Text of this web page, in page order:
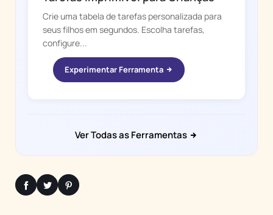
Crie uma tabela de tarefas personalizada para
seus filhos em segundos. Escolha tarefas,
configure...
Experimentar Ferramenta
Ver Todas as Ferramentas